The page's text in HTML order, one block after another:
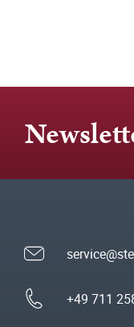
+49 711